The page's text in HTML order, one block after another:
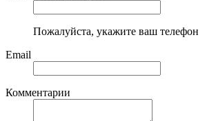
Пожалуйста, укажите ваш телефон
Email
Комментарии